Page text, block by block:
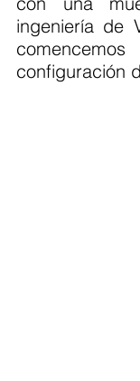
ingeniería de
configuración